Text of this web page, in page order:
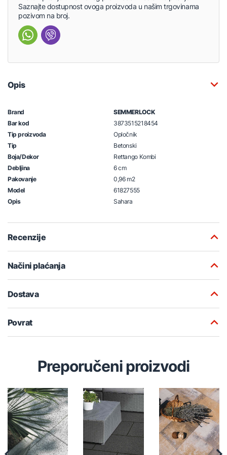
Saznajte dostupnost ovoga proizvoda u našim trgovinama
pozivom na broj.
Opis
Brand
SEMMERLOCK
Bar kod
3873515218454
Tip proizvoda
Opločnik
Tip
Betonski
Boja/Dekor
Rettango Kombi
Debljina
6 cm
Pakovanje
0,96 m2
Model
61827555
Opis
Sahara
Recenzije
Načini plaćanja
Dostava
Povrat
Preporučeni proizvodi